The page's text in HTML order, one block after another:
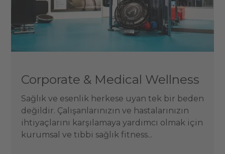
Corporate & Medical Wellness
Sağlık ve esenlik herkese uyan tek bir beden
değildir. Çalışanlarınızın ve hastalarınızın
ihtiyaçlarını karşılamaya yardımcı olmak için
kurumsal ve tıbbi sağlık fitness...